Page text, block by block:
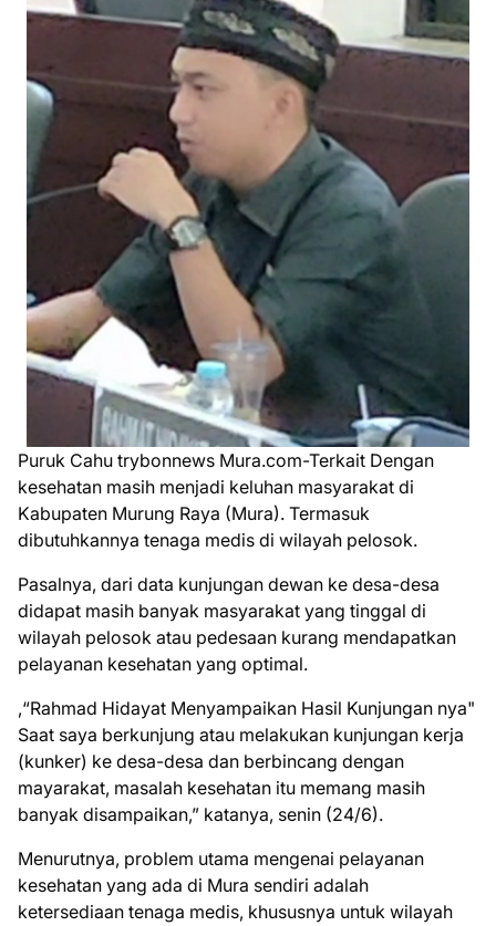
Puruk Cahu trybonnews Mura.com-Terkait Dengan
kesehatan masih menjadi keluhan masyarakat di
Kabupaten Murung Raya (Mura). Termasuk
dibutuhkannya tenaga medis di wilayah pelosok.
Pasalnya, dari data kunjungan dewan ke desa-desa
didapat masih banyak masyarakat yang tinggal di
wilayah pelosok atau pedesaan kurang mendapatkan
pelayanan kesehatan yang optimal.
,“Rahmad Hidayat Menyampaikan Hasil Kunjungan nya"
Saat saya berkunjung atau melakukan kunjungan kerja
(kunker) ke desa-desa dan berbincang dengan
mayarakat, masalah kesehatan itu memang masih
banyak disampaikan,” katanya, senin (24/6).
Menurutnya, problem utama mengenai pelayanan
kesehatan yang ada di Mura sendiri adalah
ketersediaan tenaga medis, khususnya untuk wilayah